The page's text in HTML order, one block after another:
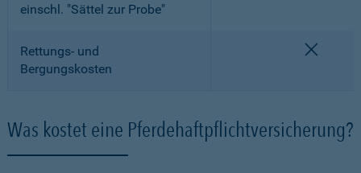
einschl. "Sättel zur Probe"
Rettungs- und
Bergungskosten
Was kostet eine Pferdehaftpflichtversicherung?